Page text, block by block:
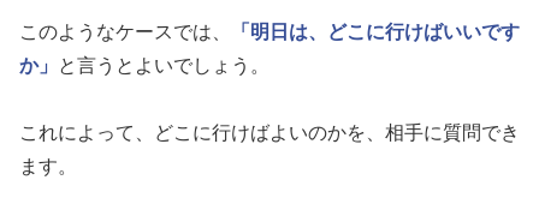
このようなケースでは、
「明日は、どこに行けばいいです
か」
と言うとよいでしょう。
これによって、どこに行けばよいのかを、相手に質問でき
ます。